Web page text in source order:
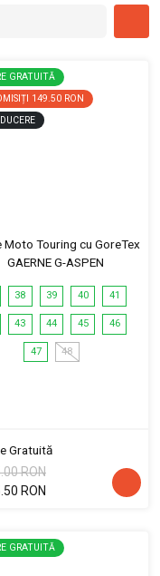
GRATUITĂ
149.50 RON
Moto Touring cu GoreTex
GAERNE G-ASPEN
38 39 40 41
43 44 45 46
47 48
Gratuită
RON
RON
GRATUITĂ